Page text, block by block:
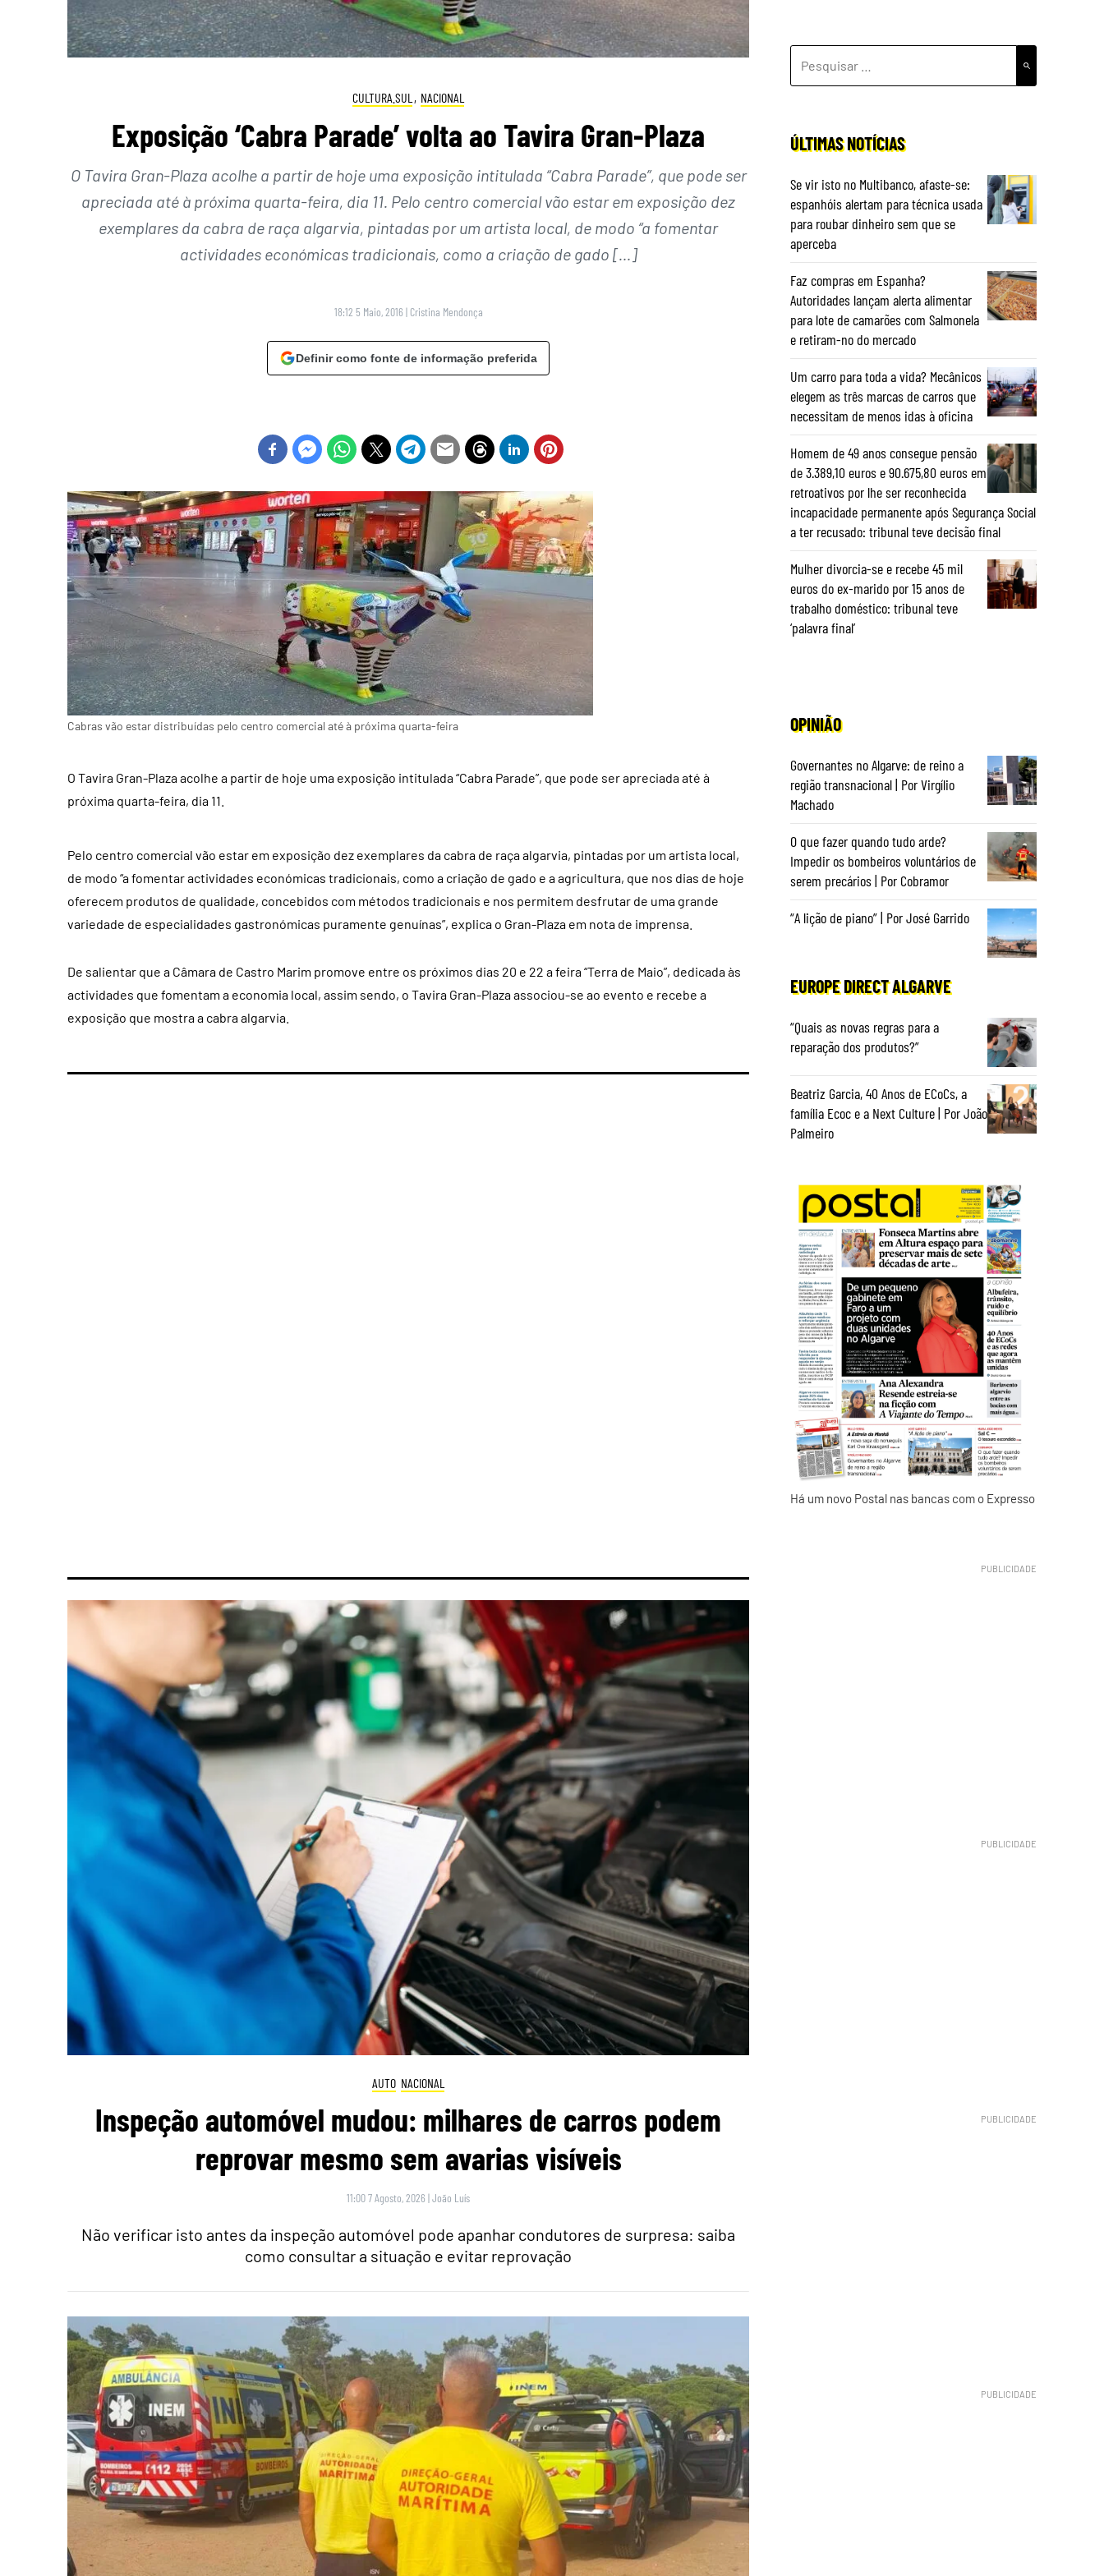
CULTURA.SUL , NACIONAL
Exposição ‘Cabra Parade’ volta ao Tavira Gran-Plaza
O Tavira Gran-Plaza acolhe a partir de hoje uma exposição intitulada “Cabra Parade”, que pode ser
apreciada até à próxima quarta-feira, dia 11. Pelo centro comercial vão estar em exposição dez
exemplares da cabra de raça algarvia, pintadas por um artista local, de modo “a fomentar
actividades económicas tradicionais, como a criação de gado […]
18:12 5 Maio, 2016 | Cristina Mendonça
Definir como fonte de informação preferida
Cabras vão estar distribuídas pelo centro comercial até à próxima quarta-feira
O Tavira Gran-Plaza acolhe a partir de hoje uma exposição intitulada “Cabra Parade”, que pode ser apreciada até à
próxima quarta-feira, dia 11.
Pelo centro comercial vão estar em exposição dez exemplares da cabra de raça algarvia, pintadas por um artista local,
de modo “a fomentar actividades económicas tradicionais, como a criação de gado e a agricultura, que nos dias de hoje
oferecem produtos de qualidade, concebidos com métodos tradicionais e nos permitem desfrutar de uma grande
variedade de especialidades gastronómicas puramente genuínas”, explica o Gran-Plaza em nota de imprensa.
De salientar que a Câmara de Castro Marim promove entre os próximos dias 20 e 22 a feira “Terra de Maio”, dedicada às
actividades que fomentam a economia local, assim sendo, o Tavira Gran-Plaza associou-se ao evento e recebe a
exposição que mostra a cabra algarvia.
AUTO NACIONAL
Inspeção automóvel mudou: milhares de carros podem
reprovar mesmo sem avarias visíveis
11:00 7 Agosto, 2026 |João Luís
Não verificar isto antes da inspeção automóvel pode apanhar condutores de surpresa: saiba
como consultar a situação e evitar reprovação
POR:
ÚLTIMAS NOTÍCIAS
Se vir isto no Multibanco, afaste-se:
espanhóis alertam para técnica usada
para roubar dinheiro sem que se
aperceba
Faz compras em Espanha?
Autoridades lançam alerta alimentar
para lote de camarões com Salmonela
e retiram-no do mercado
Um carro para toda a vida? Mecânicos
elegem as três marcas de carros que
necessitam de menos idas à oficina
Homem de 49 anos consegue pensão
de 3.389,10 euros e 90.675,80 euros em
retroativos por lhe ser reconhecida
incapacidade permanente após Segurança Social
a ter recusado: tribunal teve decisão final
Mulher divorcia-se e recebe 45 mil
euros do ex-marido por 15 anos de
trabalho doméstico: tribunal teve
‘palavra final’
OPINIÃO
Governantes no Algarve: de reino a
região transnacional | Por Virgílio
Machado
O que fazer quando tudo arde?
Impedir os bombeiros voluntários de
serem precários | Por Cobramor
“A lição de piano” | Por José Garrido
EUROPE DIRECT ALGARVE
“Quais as novas regras para a
reparação dos produtos?”
Beatriz Garcia, 40 Anos de ECoCs, a
família Ecoc e a Next Culture | Por João
Palmeiro
Há um novo Postal nas bancas com o Expresso